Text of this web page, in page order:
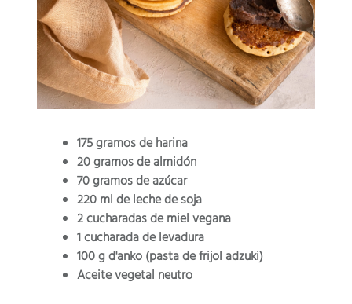
175 gramos de harina
20 gramos de almidón
70 gramos de azúcar
220 ml de leche de soja
2 cucharadas de miel vegana
1 cucharada de levadura
100 g d'anko(pasta de frijol adzuki)
Aceite vegetal neutro